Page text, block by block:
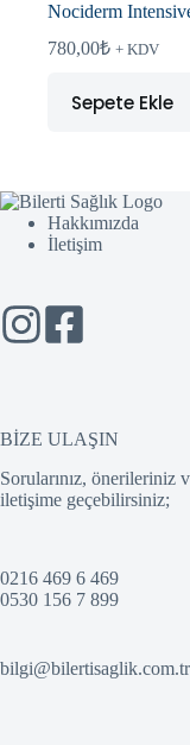
Nociderm
780,00₺ + KDV
Sepete Ekle
Hakkımızda
İletişim
BİZE ULAŞIN
Sorularınız,
iletişime geçebilirsiniz;
0216 469 6 469
0530 156 7 899
bilgi@bilertisaglik.com.tr